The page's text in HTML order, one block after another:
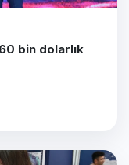
bin dolarlık